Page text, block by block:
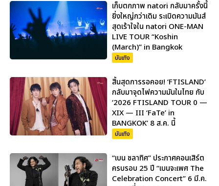
เก็บตกภาพ natori กลับมาครั้งนี้
ยิ่งใหญ่กว่าเดิม ระเบิดความมันส์
สุดเร้าใจใน natori ONE-MAN
LIVE TOUR “Koshin
(March)” in Bangkok
บันเทิง
สิ้นสุดการรอคอย! ‘FTISLAND’
กลับมาจุดไฟความมันในไทย กับ
‘2026 FTISLAND TOUR 0 —
XIX — III ‘FaTe’ in
BANGKOK’ 8 ส.ค. นี้
บันเทิง
“เบน ชลาทิศ” ประกาศคอนเสิร์ต
ครบรอบ 25 ปี “เบนจะเพศ The
Celebration Concert” 6 มี.ค.